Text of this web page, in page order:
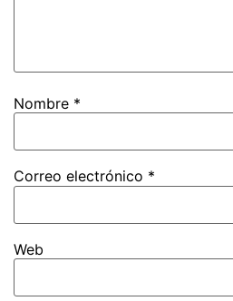
Nombre *
Correo electrónico *
Web